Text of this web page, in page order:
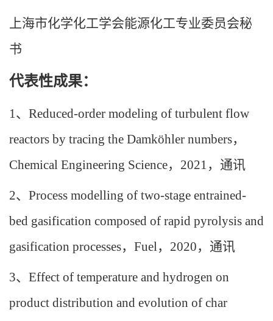
上海市化学化工学会能源化工专业委员会秘
书
代表性成果：
1、 Reduced-order modeling of turbulent flow
reactors by tracing the Damköhler numbers，
Chemical Engineering Science， 2021，通讯
2、 Process modelling of two-stage entrained-
bed gasification composed of rapid pyrolysis and
gasification processes， Fuel， 2020，通讯
3、 Effect of temperature and hydrogen on
product distribution and evolution of char